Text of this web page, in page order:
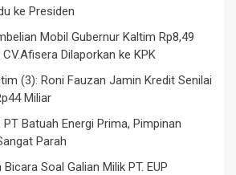
ke Presiden
Mobil Gubernur Kaltim Rp8,49
Dilaporkan ke KPK
(3): Roni Fauzan Jamin Kredit Senilai
Miliar
Batuah Energi Prima, Pimpinan
Parah
Soal Galian Milik PT. EUP